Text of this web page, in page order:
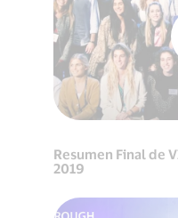
Resumen Final de
2019